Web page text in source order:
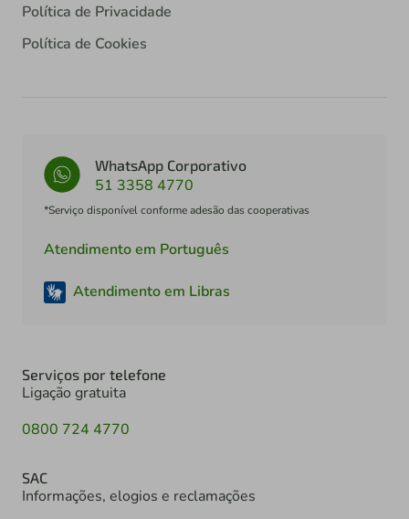
Política de Privacidade
Política de Cookies
WhatsApp Corporativo
51 3358 4770
*Serviço disponível conforme adesão das cooperativas
Atendimento em Português
Atendimento em Libras
Serviços por telefone
Ligação gratuita
0800 724 4770
SAC
Informações, elogios e reclamações